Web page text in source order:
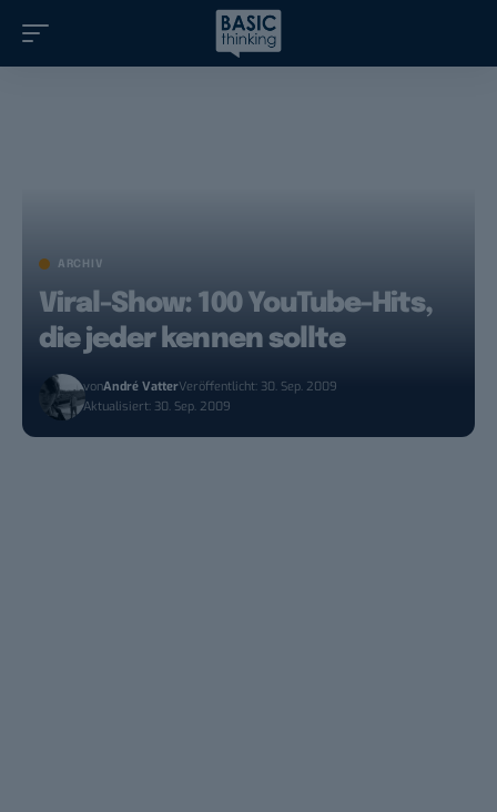
ARCHIV
Viral-Show: 100 YouTube-Hits,
die jeder kennen sollte
vonAndré VatterVeröffentlicht: 30. Sep. 2009
Aktualisiert: 30. Sep. 2009